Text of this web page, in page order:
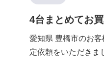
4台まとめてお
愛知県 豊橋市のお
定依頼をいただき